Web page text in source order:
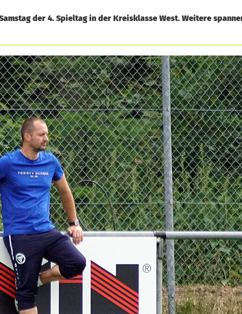
der 4. Spieltag in der Kreisklasse West. Weitere